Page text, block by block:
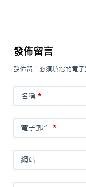
發佈留言
發佈留言必須填寫的電子
名稱 *
電子郵件*
網站